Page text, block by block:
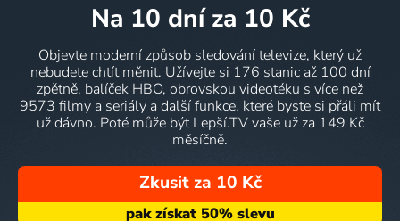
na 10 dní za 10 Kč
Objevte moderní způsob sledování televize, který už
nebudete chtít měnit. Užívejte si 176 stanic až 100 dní
zpětně, balíček HBO, obrovskou videotéku s více než
9573 filmy a seriály a další funkce, které byste si přáli mít
už dávno. Poté může být Lepší.TV vaše už za 149 Kč
měsíčně.
Zkusit za 10 Kč